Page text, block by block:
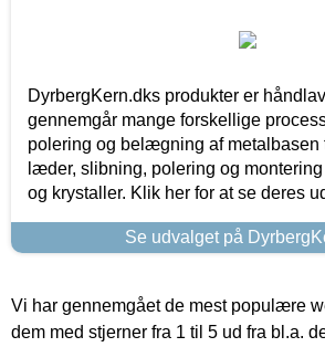
DyrbergKern.dks produkter er
gennemgår mange forskellige
polering og belægning af metalbasen
læder, slibning, polering og
og krystaller. Klik her for at se deres
Se udvalget på
Vi har gennemgået de mest populære
dem med stjerner fra 1 til 5 ud fra bl.a.